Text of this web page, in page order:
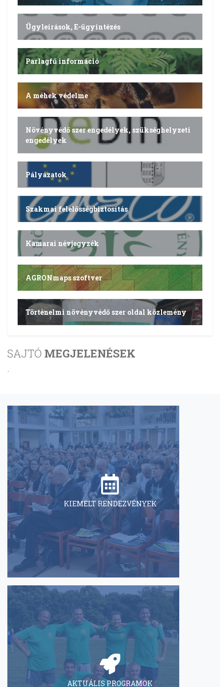
Ügyleírások, E-ügyintézés
Parlagfű információ
A méhek védelme
Növényvédő szer engedélyek, szükséghelyzeti
engedélyek
Pályázatok
Szakmai felelősségbiztosítás
Kamarai névjegyzék
AGRONmaps szoftver
Történelmi növényvédő szer oldal közlemény
SAJTÓ MEGJELENÉSEK
.
KIEMELT RENDEZVÉNYEK
AKTUÁLIS PROGRAMOK